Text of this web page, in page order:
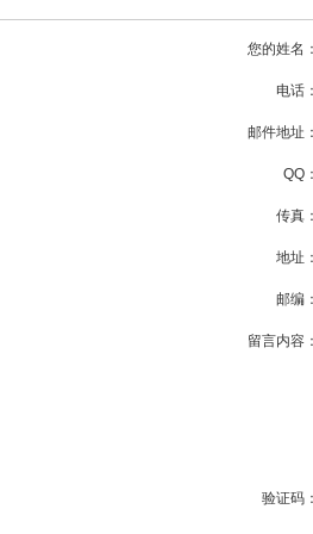
您的姓名：
电话：
邮件地址：
QQ：
传真：
地址：
邮编：
留言内容：
验证码：